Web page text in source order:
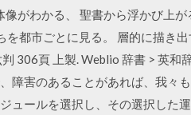
がわかる、 聖書から浮かび上が
を都市ごとに見る。 層的に描き出
306頁 上製. Weblio 辞書 > 英和
障害のあることがあれば、我々も
ュールを選択し、その選択した運